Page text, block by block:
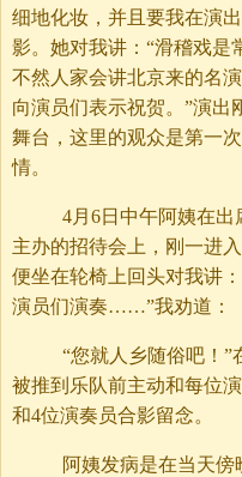
细地化妆，并且要我在演
影。她对我讲：“滑稽戏是
不然人家会讲北京来的名
向演员们表示祝贺。”演出
舞台，这里的观众是第一
情。
4月6日中午阿姨在出
主办的招待会上，刚一进
便坐在轮椅上回头对我讲
演员们演奏……”我劝道：
“您就人乡随俗吧！”
被推到乐队前主动和每位
和4位演奏员合影留念。
阿姨发病是在当天傍